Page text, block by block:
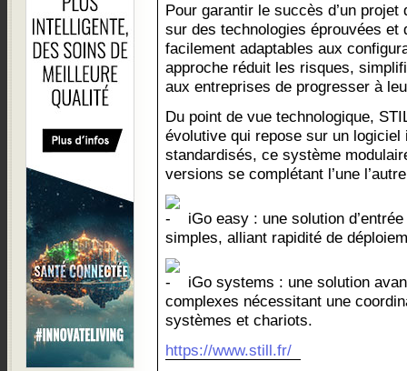
Pour garantir le succès d’un projet
sur des technologies éprouvées
facilement adaptables aux
approche réduit les risques,
aux entreprises de progresser à
Du point de vue technologique,
évolutive qui repose sur un logiciel
standardisés, ce système
versions se complétant l’une l’autre
iGo easy : une solution
simples, alliant rapidité de
iGo systems : une solution
complexes nécessitant une
systèmes et chariots.
https://www.still.fr/